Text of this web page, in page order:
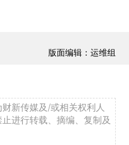
版面编辑：运维组
新传媒及/或相关权利人
进行转载、摘编、复制及